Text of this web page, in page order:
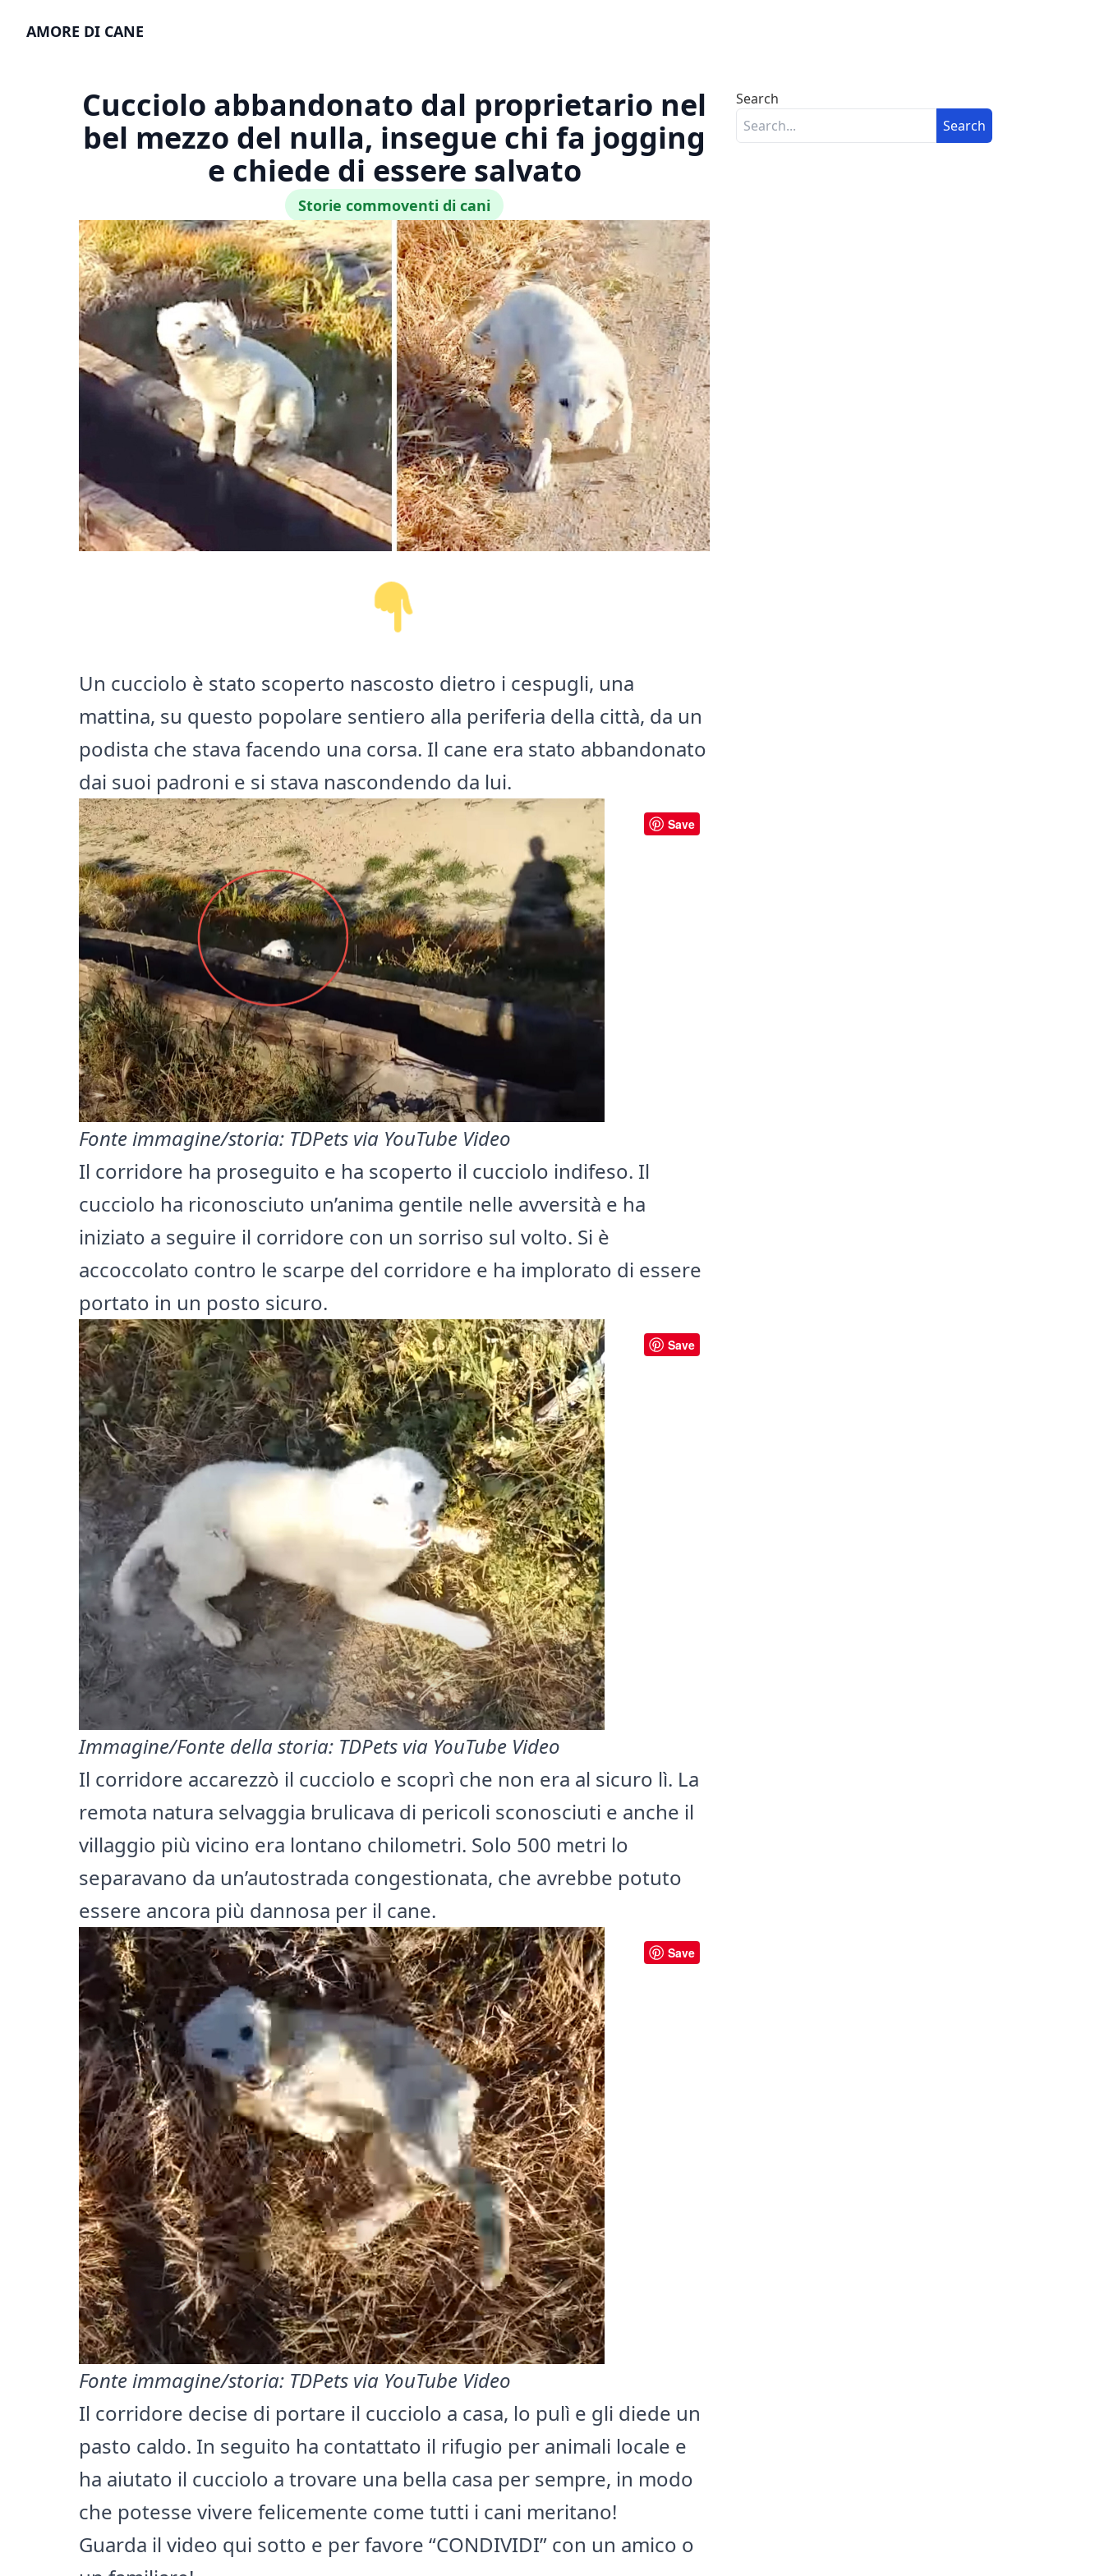
AMORE DI CANE
Cucciolo abbandonato dal proprietario nel
bel mezzo del nulla, insegue chi fa jogging
e chiede di essere salvato
Storie commoventi di cani
Un cucciolo è stato scoperto nascosto dietro i cespugli, una
mattina, su questo popolare sentiero alla periferia della città, da un
podista che stava facendo una corsa. Il cane era stato abbandonato
dai suoi padroni e si stava nascondendo da lui.
Save
Fonte immagine/storia: TDPets via YouTube Video
Il corridore ha proseguito e ha scoperto il cucciolo indifeso. Il
cucciolo ha riconosciuto un’anima gentile nelle avversità e ha
iniziato a seguire il corridore con un sorriso sul volto. Si è
accoccolato contro le scarpe del corridore e ha implorato di essere
portato in un posto sicuro.
Save
Immagine/Fonte della storia: TDPets via YouTube Video
Il corridore accarezzò il cucciolo e scoprì che non era al sicuro lì. La
remota natura selvaggia brulicava di pericoli sconosciuti e anche il
villaggio più vicino era lontano chilometri. Solo 500 metri lo
separavano da un’autostrada congestionata, che avrebbe potuto
essere ancora più dannosa per il cane.
Save
Fonte immagine/storia: TDPets via YouTube Video
Il corridore decise di portare il cucciolo a casa, lo pulì e gli diede un
pasto caldo. In seguito ha contattato il rifugio per animali locale e
ha aiutato il cucciolo a trovare una bella casa per sempre, in modo
che potesse vivere felicemente come tutti i cani meritano!
Guarda il video qui sotto e per favore “CONDIVIDI” con un amico o
Search
Search